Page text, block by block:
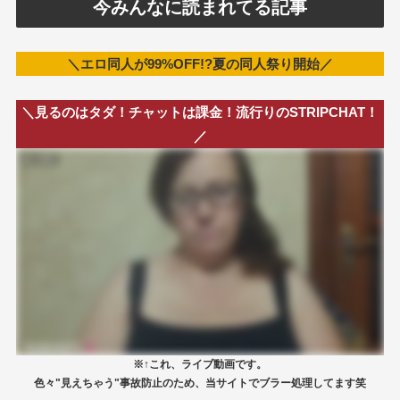
今みんなに読まれてる記事
＼エロ同人が99%OFF!?夏の同人祭り開始／
＼見るのはタダ！チャットは課金！流行りのSTRIPCHAT！
／
※↑これ、ライブ動画です。
色々"見えちゃう"事故防止のため、当サイトでブラー処理してます笑